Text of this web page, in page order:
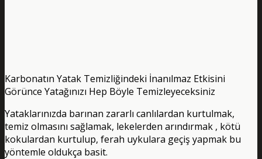
Karbonatın Yatak Temizliğindeki İnanılmaz Etkisini
Görünce Yatağınızı Hep Böyle Temizleyeceksiniz
Yataklarınızda barınan zararlı canlılardan kurtulmak,
temiz olmasını sağlamak, lekelerden arındırmak , kötü
kokulardan kurtulup, ferah uykulara geçiş yapmak bu
yöntemle oldukça basit.